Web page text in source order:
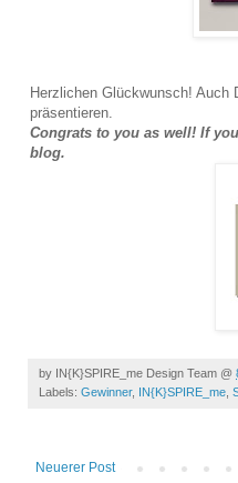
Herzlichen Glückwunsch! Auch
präsentieren.
Congrats to you as well! If
blog.
by IN{K}SPIRE_me Design Team @
Labels: Gewinner, IN{K}SPIRE_me
Neuerer Post